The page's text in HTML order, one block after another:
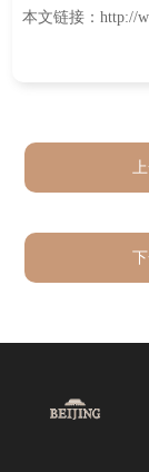
本文链接：http://